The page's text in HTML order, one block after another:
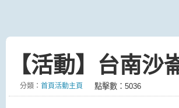
【活動】台南
分類： 首頁活動主頁 點擊數：5036